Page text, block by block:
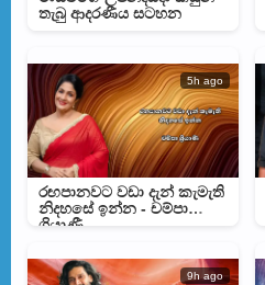
තැබු ආදරණීය සටහන
5h ago
රඟපානවට වඩා දැන් කැමැති
නිදහසේ ඉන්න - චම්පා
ශ්‍රියාණී
9h ago